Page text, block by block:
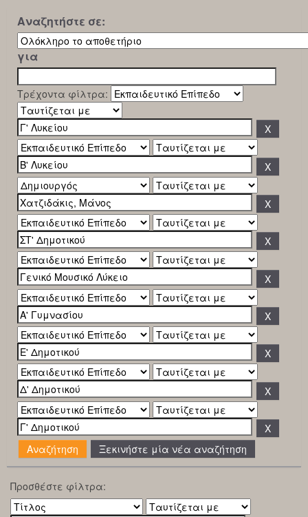
Αναζητήστε σε:
για
Τρέχοντα φίλτρα:
Ξεκινήστε μία νέα αναζήτηση
Προσθέστε φίλτρα: